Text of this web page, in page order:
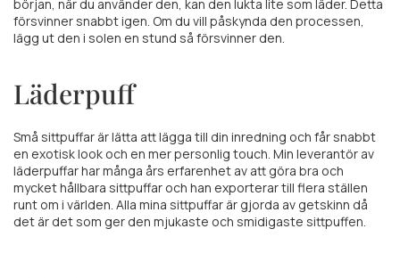
början, när du använder den, kan den lukta lite som läder. Detta
försvinner snabbt igen. Om du vill påskynda den processen,
lägg ut den i solen en stund så försvinner den.
Läderpuff
Små sittpuffar är lätta att lägga till din inredning och får snabbt
en exotisk look och en mer personlig touch. Min leverantör av
läderpuffar har många års erfarenhet av att göra bra och
mycket hållbara sittpuffar och han exporterar till flera ställen
runt om i världen. Alla mina sittpuffar är gjorda av getskinn då
det är det som ger den mjukaste och smidigaste sittpuffen.